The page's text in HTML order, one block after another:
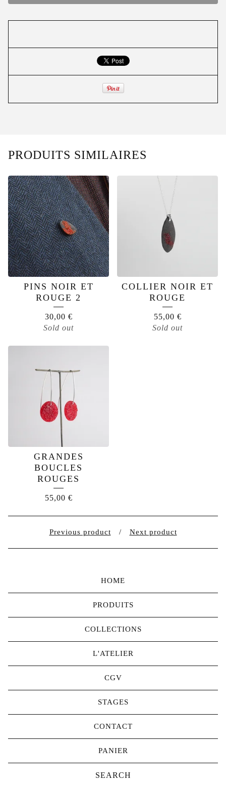
PRODUITS SIMILAIRES
PINS NOIR ET
ROUGE 2
30,00 €
Sold out
COLLIER NOIR ET
ROUGE
55,00 €
Sold out
GRANDES
BOUCLES
ROUGES
55,00 €
Previous product Next product
HOME
PRODUITS
COLLECTIONS
L'ATELIER
CGV
STAGES
CONTACT
PANIER